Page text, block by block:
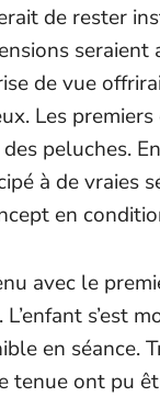
de rester
seraient
de vue
Les
peluches.
à de vraies
en
avec le
s’est
en séance.
tenue ont pu